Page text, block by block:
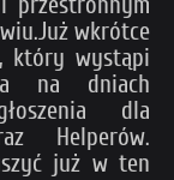
wkrótce
który wystąpi
a na dniach
dla
Helperów.
już w ten